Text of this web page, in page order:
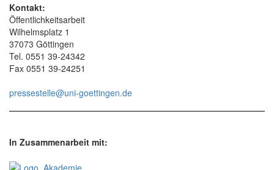
Kontakt:
Öffentlichkeitsarbeit
Wilhelmsplatz 1
37073 Göttingen
Tel. 0551 39-24342
Fax 0551 39-24251
pressestelle@uni-goettingen.de
In Zusammenarbeit mit: